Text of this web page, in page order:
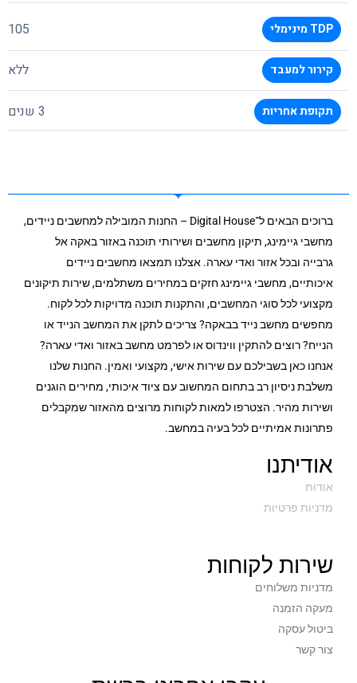
TDP מינימלי 105
קירור למעבד ללא
תקופת אחריות 3 שנים
ברוכים הבאים ל־Digital House – החנות המובילה למחשבים ניידים,
מחשבי גיימינג, תיקון מחשבים ושירותי תוכנה באזור באקה אל
גרבייה ובכל אזור ואדי עארה. אצלנו תמצאו מחשבים ניידים
איכותיים, מחשבי גיימינג חזקים במחירים משתלמים, שירות תיקונים
מקצועי לכל סוגי המחשבים, והתקנות תוכנה מדויקות לכל לקוח.
מחפשים מחשב נייד בבאקה? צריכים לתקן את המחשב הנייד או
הנייח? רוצים להתקין ווינדוס או לפרמט מחשב באזור ואדי עארה?
אנחנו כאן בשבילכם עם שירות אישי, מקצועי ואמין. החנות שלנו
משלבת ניסיון רב בתחום המחשוב עם ציוד איכותי, מחירים הוגנים
ושירות מהיר. הצטרפו למאות לקוחות מרוצים מהאזור שמקבלים
פתרונות אמיתיים לכל בעיה במחשב.
אודיתנו
אודות
מדניות פרטיות
שירות לקוחות
מדניות משלוחים
מעקה הזמנה
ביטול עסקה
צור קשר